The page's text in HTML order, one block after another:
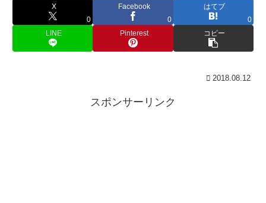
X
0
Facebook
0
はてブ
0
LINE
Pinterest コピー
2018.08.12
スポンサーリンク